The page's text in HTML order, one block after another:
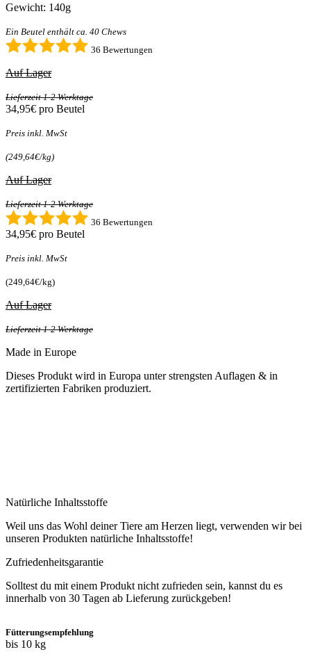
Gewicht: 140g
Ein Beutel enthält ca. 40 Chews
36 Bewertungen
Auf Lager
Lieferzeit 1-2 Werktage
34,95€ pro Beutel
Preis inkl. MwSt
(249,64€/kg)
Auf Lager
Lieferzeit 1-2 Werktage
36 Bewertungen
34,95€ pro Beutel
Preis inkl. MwSt
(249,64€/kg)
Auf Lager
Lieferzeit 1-2 Werktage
Made in Europe
Dieses Produkt wird in Europa unter strengsten Auflagen & in
zertifizierten Fabriken produziert.
Natürliche Inhaltsstoffe
Weil uns das Wohl deiner Tiere am Herzen liegt, verwenden wir bei
unseren Produkten natürliche Inhaltsstoffe!
Zufriedenheitsgarantie
Solltest du mit einem Produkt nicht zufrieden sein, kannst du es
innerhalb von 30 Tagen ab Lieferung zurückgeben!
Fütterungsempfehlung
bis 10 kg